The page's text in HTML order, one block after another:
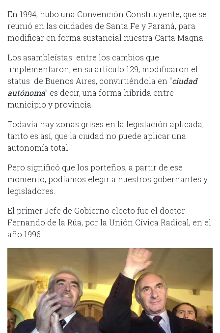
En 1994, hubo una Convención Constituyente, que se
reunió en las ciudades de Santa Fe y Paraná, para
modificar en forma sustancial nuestra Carta Magna.
Los asambleístas entre los cambios que
implementaron, en su artículo 129, modificaron el
status de Buenos Aires, convirtiéndola en “ciudad
autónoma” es decir, una forma híbrida entre
municipio y provincia.
Todavía hay zonas grises en la legislación aplicada,
tanto es así, que la ciudad no puede aplicar una
autonomía total.
Pero significó que los porteños, a partir de ese
momento, podíamos elegir a nuestros gobernantes y
legisladores.
El primer Jefe de Gobierno electo fue el doctor
Fernando de la Rúa, por la Unión Cívica Radical, en el
año 1996.